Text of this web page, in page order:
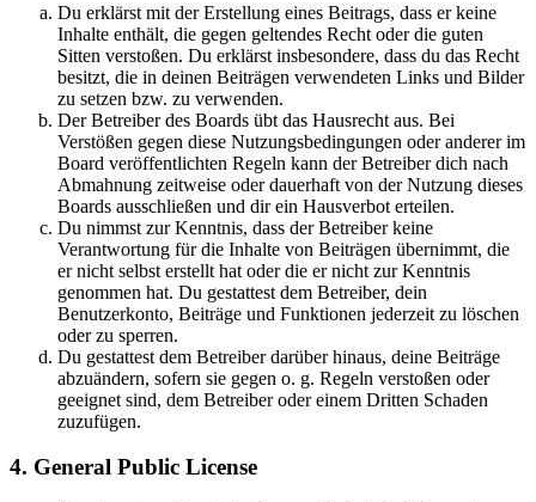
Du erklärst mit der Erstellung eines Beitrags, dass er keine
Inhalte enthält, die gegen geltendes Recht oder die guten
Sitten verstoßen. Du erklärst insbesondere, dass du das Recht
besitzt, die in deinen Beiträgen verwendeten Links und Bilder
zu setzen bzw. zu verwenden.
Der Betreiber des Boards übt das Hausrecht aus. Bei
Verstößen gegen diese Nutzungsbedingungen oder anderer im
Board veröffentlichten Regeln kann der Betreiber dich nach
Abmahnung zeitweise oder dauerhaft von der Nutzung dieses
Boards ausschließen und dir ein Hausverbot erteilen.
Du nimmst zur Kenntnis, dass der Betreiber keine
Verantwortung für die Inhalte von Beiträgen übernimmt, die
er nicht selbst erstellt hat oder die er nicht zur Kenntnis
genommen hat. Du gestattest dem Betreiber, dein
Benutzerkonto, Beiträge und Funktionen jederzeit zu löschen
oder zu sperren.
Du gestattest dem Betreiber darüber hinaus, deine Beiträge
abzuändern, sofern sie gegen o. g. Regeln verstoßen oder
geeignet sind, dem Betreiber oder einem Dritten Schaden
zuzufügen.
4. General Public License